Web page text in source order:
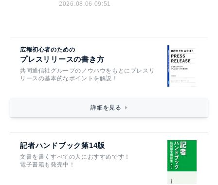
2026.08.06 09:51
広報初心者のための
プレスリリースの書き方
共同通信社グループのノウハウをもとにプレスリ
リースの基本的なポイントを解説！
詳細を見る
記者ハンドブック第14版
文書を書くすべての人におすすめです！
電子書籍も発売中！